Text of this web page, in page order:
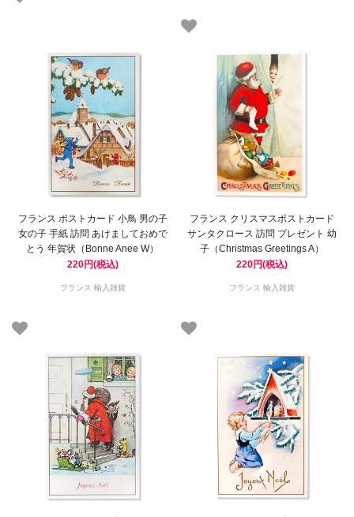
フランス ポストカード 小鳥 男の子
女の子 手紙 訪問 あけましておめで
とう 年賀状（Bonne Anee W）
220円(税込)
フランス 輸入雑貨
フランス クリスマスポストカード
サンタクロース 訪問 プレゼント 幼
子（Christmas Greetings A）
220円(税込)
フランス 輸入雑貨